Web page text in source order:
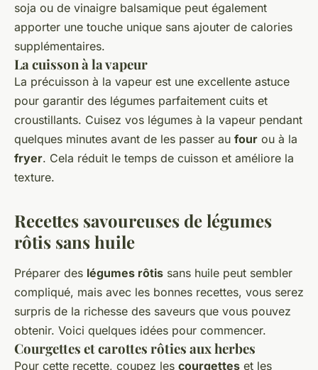
soja ou de vinaigre balsamique peut également
apporter une touche unique sans ajouter de calories
supplémentaires.
La cuisson à la vapeur
La précuisson à la vapeur est une excellente astuce
pour garantir des légumes parfaitement cuits et
croustillants. Cuisez vos légumes à la vapeur pendant
quelques minutes avant de les passer au four ou à la
fryer. Cela réduit le temps de cuisson et améliore la
texture.
Recettes savoureuses de légumes
rôtis sans huile
Préparer des légumes rôtis sans huile peut sembler
compliqué, mais avec les bonnes recettes, vous serez
surpris de la richesse des saveurs que vous pouvez
obtenir. Voici quelques idées pour commencer.
Courgettes et carottes rôties aux herbes
Pour cette recette, coupez les courgettes et les